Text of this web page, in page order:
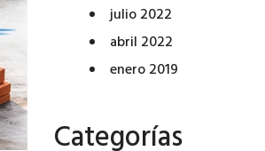
julio 2022
abril 2022
enero 2019
Categorías